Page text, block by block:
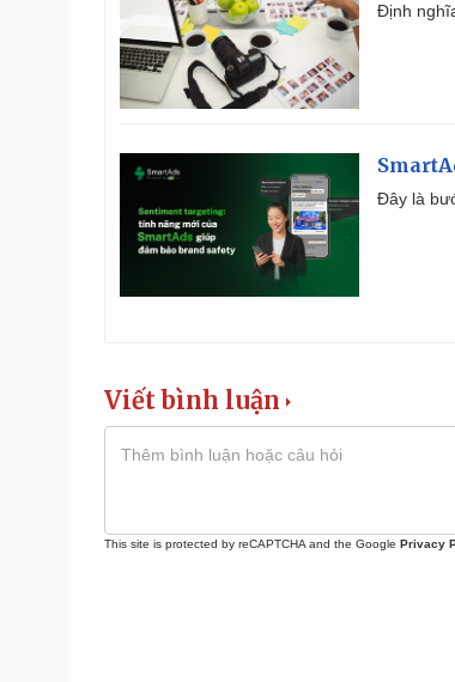
Định
Đây là
Viết bình luận
This site is protected by reCAPTCHA and the Google Privacy